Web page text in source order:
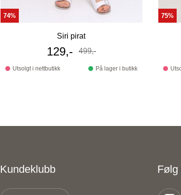
74%
Siri pirat
Tilbudspris
129,- Før
499,-
Utsolgt i nettbutikk På lager i butikk
75%
Kundeklubb Følg